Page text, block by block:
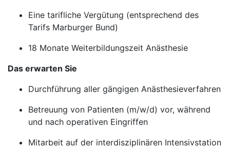
Eine tarifliche Vergütung (entsprechend des
Tarifs Marburger Bund)
18 Monate Weiterbildungszeit Anästhesie
Das erwarten Sie
Durchführung aller gängigen Anästhesieverfahren
Betreuung von Patienten (m/w/d) vor, während
und nach operativen Eingriffen
Mitarbeit auf der interdisziplinären Intensivstation